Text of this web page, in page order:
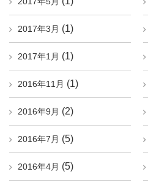
2017年3月 (1)
2017年1月 (1)
2016年11月 (1)
2016年9月 (2)
2016年7月 (5)
2016年4月 (5)